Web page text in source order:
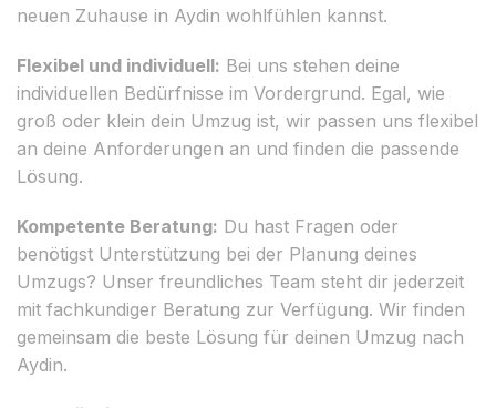
neuen Zuhause in Aydin wohlfühlen kannst.
Flexibel und individuell: Bei uns stehen deine
individuellen Bedürfnisse im Vordergrund. Egal, wie
groß oder klein dein Umzug ist, wir passen uns flexibel
an deine Anforderungen an und finden die passende
Lösung.
Kompetente Beratung: Du hast Fragen oder
benötigst Unterstützung bei der Planung deines
Umzugs? Unser freundliches Team steht dir jederzeit
mit fachkundiger Beratung zur Verfügung. Wir finden
gemeinsam die beste Lösung für deinen Umzug nach
Aydin.